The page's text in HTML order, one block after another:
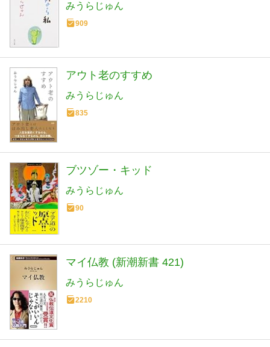
みうらじゅん
909
アウト老のすすめ
みうらじゅん
835
ブツゾー・キッド
みうらじゅん
90
マイ仏教 (新潮新書 421)
みうらじゅん
2210